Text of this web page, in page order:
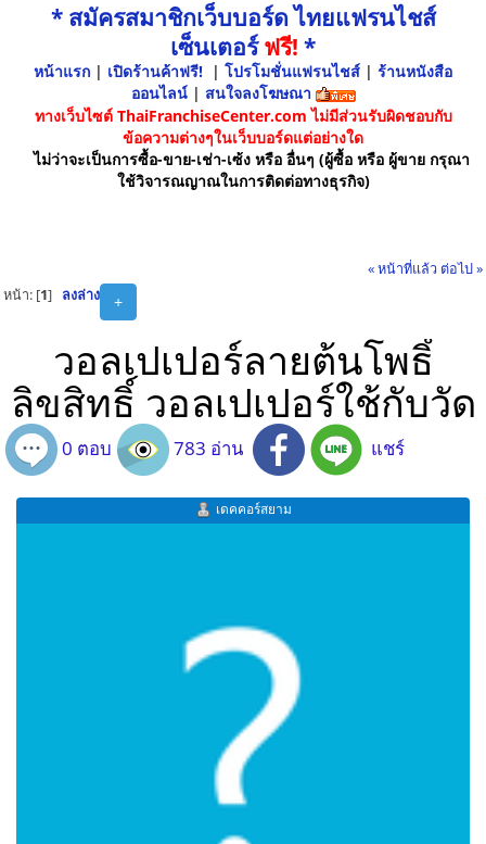
* สมัครสมาชิกเว็บบอร์ด ไทยแฟรนไชส์
เซ็นเตอร์ฟรี! *
หน้าแรก | เปิดร้านค้าฟรี! | โปรโมชั่นแฟรนไชส์ | ร้านหนังสือ
ออนไลน์ | สนใจลงโฆษณา
ทางเว็บไซต์ ThaiFranchiseCenter.com ไม่มีส่วนรับผิดชอบกับ
ข้อความต่างๆในเว็บบอร์ดแต่อย่างใด
ไม่ว่าจะเป็นการซื้อ-ขาย-เช่า-เซ้ง หรือ อื่นๆ (ผู้ซื้อ หรือ ผู้ขาย กรุณา
ใช้วิจารณญาณในการติดต่อทางธุรกิจ)
« หน้าที่แล้ว ต่อไป »
+
หน้า: [1] ลงล่าง
วอลเปเปอร์ลายต้นโพธิ์
ลิขสิทธิ์ วอลเปเปอร์ใช้กับวัด
0 ตอบ 783 อ่าน แชร์
เดคคอร์สยาม